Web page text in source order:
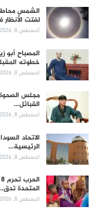
الشمس
لفتت
أغسطس 8, 2026
المصباح
خطوته
أغسطس 8, 2026
مجلس
القبائل…
أغسطس 8, 2026
الاتحاد
الرئيسية…
أغسطس 8, 2026
المتحدة
أغسطس 8, 2026